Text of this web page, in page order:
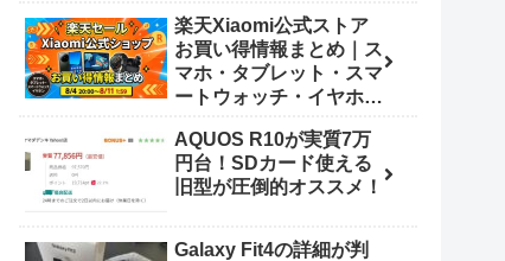
楽天Xiaomi公式ストア
お買い得情報まとめ｜ス
マホ・タブレット・スマ
ートウォッチ・イヤホン
1:59）
AQUOS R10が実質7万
円台！SDカード使える
旧型が圧倒的オススメ！
Galaxy Fit4の詳細が判